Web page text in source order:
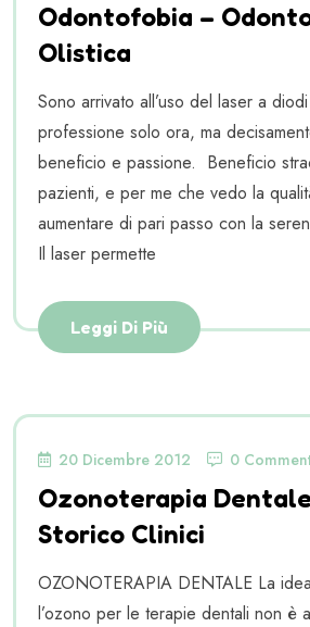
Odontofobia –
Olistica
Sono arrivato all’uso del laser a
professione solo ora, ma
beneficio e passione. Beneficio
pazienti, e per me che vedo la
aumentare di pari passo con la
Il laser permette
Leggi Di Più
20 Dicembre 2012 0
Ozonoterapia
Storico Clinici
OZONOTERAPIA DENTALE La
l’ozono per le terapie dentali non è